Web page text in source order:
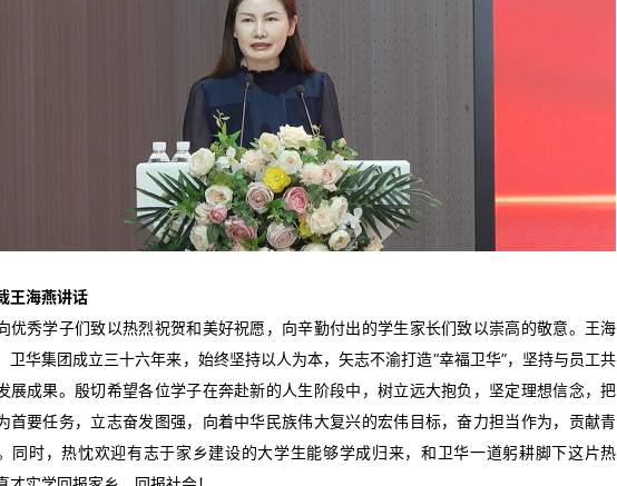
王海燕讲话
优秀学子们致以热烈祝贺和美好祝愿，向辛勤付出的学生家长们致以崇高的敬意。王海
卫华集团成立三十六年来，始终坚持以人为本，矢志不渝打造“幸福卫华”，坚持与员工共
展成果。殷切希望各位学子在奔赴新的人生阶段中，树立远大抱负，坚定理想信念，把
首要任务，立志奋发图强，向着中华民族伟大复兴的宏伟目标，奋力担当作为，贡献青
同时，热忱欢迎有志于家乡建设的大学生能够学成归来，和卫华一道躬耕脚下这片热